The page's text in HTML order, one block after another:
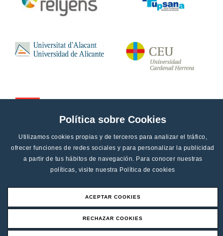
Política sobre Cookies
Utilizamos cookies propias y de terceros para analizar el tráfico,
ofrecer funciones de redes sociales y para personalizar la publicidad
a partir de tus hábitos de navegación. Para conocer nuestras
políticas, visite nuestra Política de cookies
ACEPTAR COOKIES
RECHAZAR COOKIES